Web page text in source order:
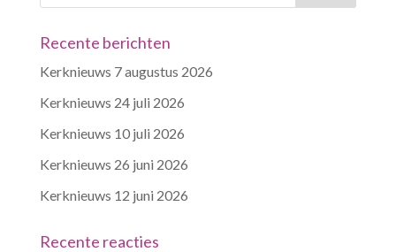
Recente berichten
Kerknieuws 7 augustus 2026
Kerknieuws 24 juli 2026
Kerknieuws 10 juli 2026
Kerknieuws 26 juni 2026
Kerknieuws 12 juni 2026
Recente reacties